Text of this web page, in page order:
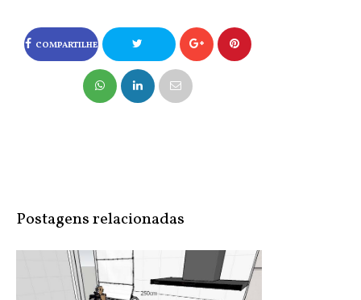
COMPARTILHE
NO FACEBOOK COMPARTILHE
Postagens relacionadas